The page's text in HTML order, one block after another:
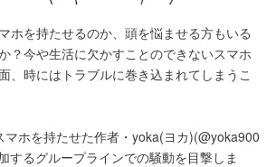
ホを持たせるのか、頭を悩ませる方もいる
？今や生活に欠かすことのできないスマホ
、時にはトラブルに巻き込まれてしまうこ
ホを持たせた作者・yoka(ヨカ)(@yoka900
するグループラインでの騒動を目撃しま